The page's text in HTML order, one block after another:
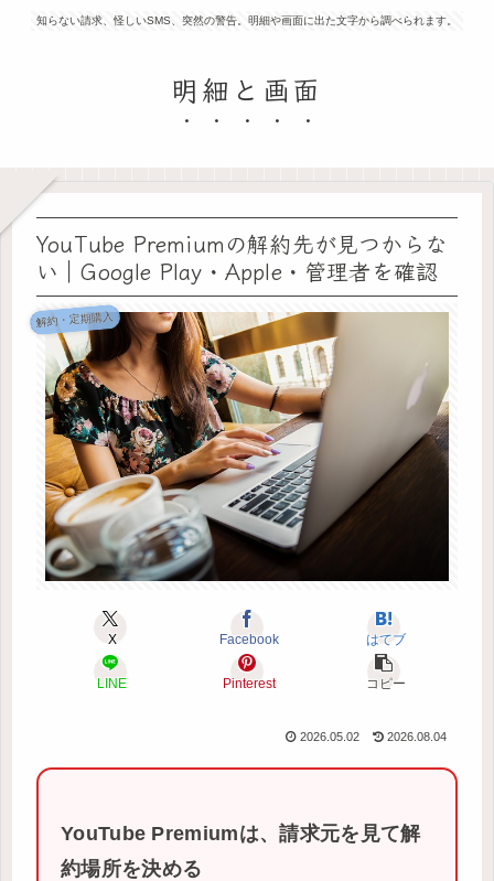
知らない請求、怪しいSMS、突然の警告。明細や画面に出た文字から調べられます。
明細と画面
YouTube Premiumの解約先が見つからな
い｜Google Play・Apple・管理者を確認
解約・定期購入
X Facebook はてブ
LINE Pinterest コピー
2026.05.02 2026.08.04
YouTube Premiumは、請求元を見て解
約場所を決める